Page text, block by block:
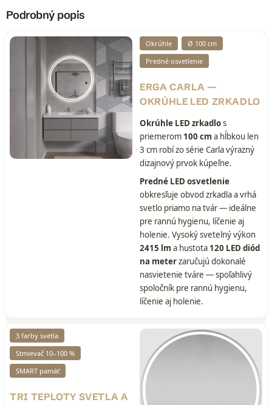
Podrobný popis
Okrúhle
Ø 100 cm
Predné osvetlenie
ERGA CARLA —
OKRÚHLE LED ZRKADLO
Okrúhle LED zrkadlos
priemerom 100 cm a hĺbkou len
3 cm robí zo série Carla výrazný
dizajnový prvok kúpeľne.
Predné LED osvetlenie
obkresľuje obvod zrkadla a vrhá
svetlo priamo na tvár — ideálne
pre rannú hygienu, líčenie aj
holenie. Vysoký svetelný výkon
2415 lm a hustota 120 LED diód
na meterzaručujú dokonalé
nasvietenie tváre — spoľahlivý
spoločník pre rannú hygienu,
líčenie aj holenie.
3 farby svetla
Stmievač 10–100 %
SMART pamäť
TRI TEPLOTY SVETLA A